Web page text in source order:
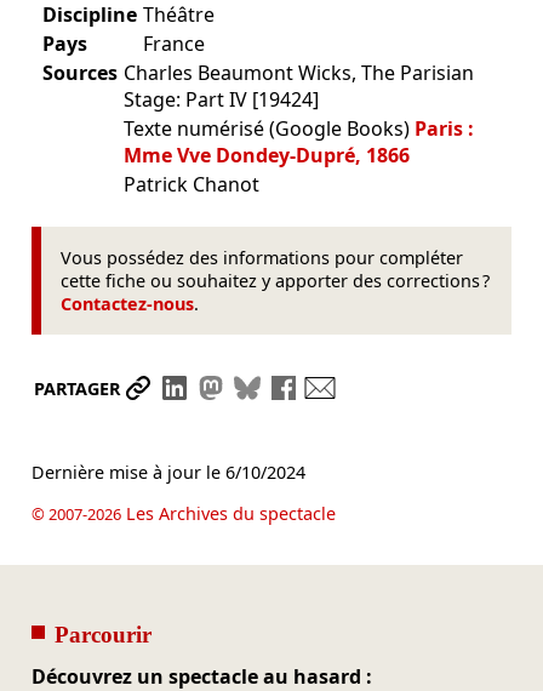
Discipline Théâtre
Pays
France
Sources Charles Beaumont Wicks, The Parisian
Stage: Part IV [19424]
Texte numérisé (Google Books) Paris :
Mme Vve Dondey-Dupré, 1866
Patrick Chanot
Vous possédez des informations pour compléter
cette fiche ou souhaitez y apporter des corrections ?
Contactez-nous.
PARTAGER Partager le lien
Partager sur LinkedIn
Partager sur Mastodon
Partager sur Bluesky
Partager sur Facebook
Dernière mise à jour le 6/10/2024
© 2007-2026Les Archives du spectacle
Parcourir
Découvrez un spectacle au hasard :